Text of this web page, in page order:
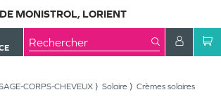
MONISTROL, LORIENT
CORPS-CHEVEUX Solaire Crèmes solaires